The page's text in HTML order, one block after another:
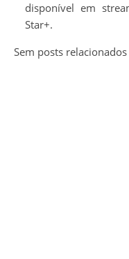
disponível em
Star+.
Sem posts relacionados